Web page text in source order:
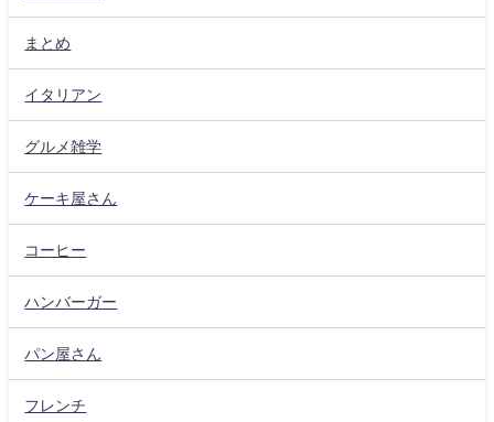
まとめ
イタリアン
グルメ雑学
ケーキ屋さん
コーヒー
ハンバーガー
パン屋さん
フレンチ